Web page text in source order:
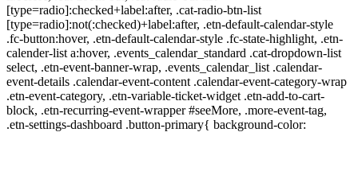
[type=radio]:checked+label:after, .cat-radio-btn-list
[type=radio]:not(:checked)+label:after, .etn-default-calendar-style
.fc-button:hover, .etn-default-calendar-style .fc-state-highlight, .etn-
calender-list a:hover, .events_calendar_standard .cat-dropdown-list
select, .etn-event-banner-wrap, .events_calendar_list .calendar-
event-details .calendar-event-content .calendar-event-category-wrap
.etn-event-category, .etn-variable-ticket-widget .etn-add-to-cart-
block, .etn-recurring-event-wrapper #seeMore, .more-event-tag,
.etn-settings-dashboard .button-primary{ background-color: